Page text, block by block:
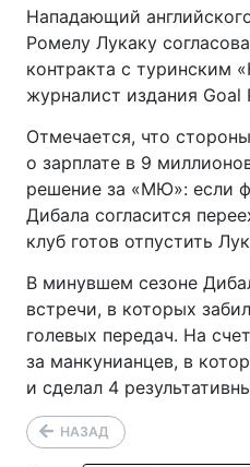
Нападающий
Ромелу Лукаку
контракта с туринским
журналист издания Goal
Отмечается, что
о зарплате в 9
решение за «МЮ»: если
Дибала согласится
клуб готов отпустить
В минувшем сезоне
встречи, в которых
голевых передач. На
за манкунианцев, в
и сделал 4
НАЗАД